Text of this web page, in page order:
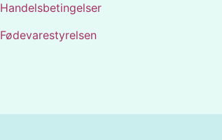
Handelsbetingelser
Fødevarestyrelsen